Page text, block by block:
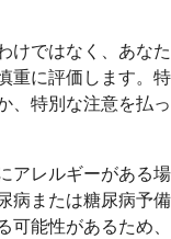
けではなく、あなた
重に評価します。特
、特別な注意を払っ
アレルギーがある場
病または糖尿病予備
可能性があるため、